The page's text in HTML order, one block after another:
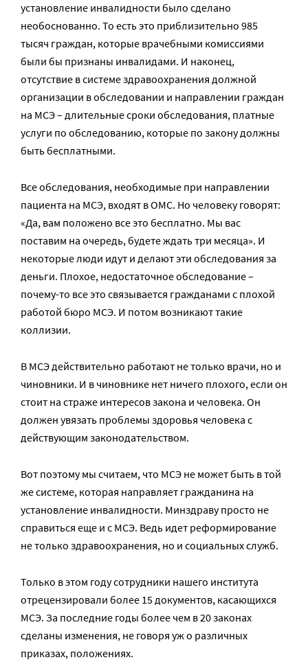
установление инвалидности было сделано
необоснованно. То есть это приблизительно 985
тысяч граждан, которые врачебными комиссиями
были бы признаны инвалидами. И наконец,
отсутствие в системе здравоохранения должной
организации в обследовании и направлении граждан
на МСЭ – длительные сроки обследования, платные
услуги по обследованию, которые по закону должны
быть бесплатными.
Все обследования, необходимые при направлении
пациента на МСЭ, входят в ОМС. Но человеку говорят:
«Да, вам положено все это бесплатно. Мы вас
поставим на очередь, будете ждать три месяца». И
некоторые люди идут и делают эти обследования за
деньги. Плохое, недостаточное обследование –
почему-то все это связывается гражданами с плохой
работой бюро МСЭ. И потом возникают такие
коллизии.
В МСЭ действительно работают не только врачи, но и
чиновники. И в чиновнике нет ничего плохого, если он
стоит на страже интересов закона и человека. Он
должен увязать проблемы здоровья человека с
действующим законодательством.
Вот поэтому мы считаем, что МСЭ не может быть в той
же системе, которая направляет гражданина на
установление инвалидности. Минздраву просто не
справиться еще и с МСЭ. Ведь идет реформирование
не только здравоохранения, но и социальных служб.
Только в этом году сотрудники нашего института
отрецензировали более 15 документов, касающихся
МСЭ. За последние годы более чем в 20 законах
сделаны изменения, не говоря уж о различных
приказах, положениях.